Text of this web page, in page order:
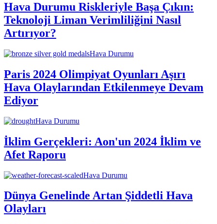
Hava Durumu Riskleriyle Başa Çıkın:
Teknoloji Liman Verimliliğini Nasıl
Artırıyor?
Hava Durumu
Paris 2024 Olimpiyat Oyunları Aşırı
Hava Olaylarından Etkilenmeye Devam
Ediyor
Hava Durumu
İklim Gerçekleri: Aon'un 2024 İklim ve
Afet Raporu
Hava Durumu
Dünya Genelinde Artan Şiddetli Hava
Olayları